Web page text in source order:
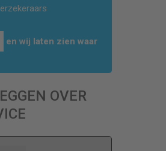
en wij laten zien waar
OVER